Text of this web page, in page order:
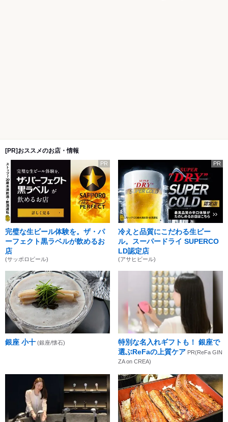
[PR]おススメのお店・情報
PR
完璧な生ビール体験を。ザ・パ
ーフェクト黒ラベルが飲めるお
店
(サッポロビール)
PR
冷えと品質にこだわる生ビー
ル。スーパードライ SUPERCO
LD認定店
(アサヒビール)
銀座 小十 (銀座/懐石)
特別な名入れギフトも！ 銀座で
選ぶReFaの上質ケア PR(ReFa GIN
ZA on CREA)